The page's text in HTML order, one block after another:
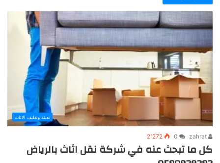
تعبئة وتغليف الاثاث
0 2٬272
كل ما تبحث عنه في شركة نقل اثاث بالرياض